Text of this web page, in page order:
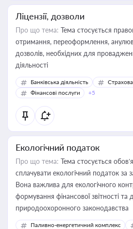
Ліцензії, дозволи
Про що тема: Тема стосується
отримання, переоформлення,
дозволів, необхідних для
діяльності
Банківська діяльність
Страхова
Фінансові послуги
+5
Екологічний податок
Про що тема: Тема стосується
сплачувати екологічний податок за
Вона важлива для екологічного
формування фінансової звітності та
природоохоронного законодавства
Паливно-енергетичний комплекс